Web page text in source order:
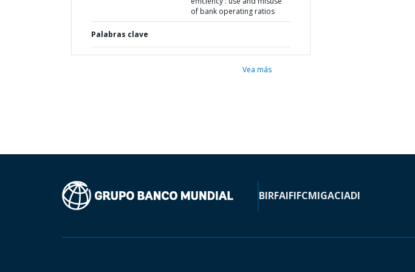
of bank operating ratios
Palabras clave
Vea más
BIRFAIFIFCMIGACIADI